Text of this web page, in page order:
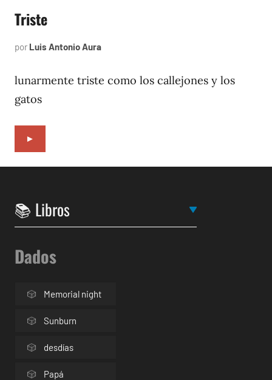
Triste
por Luis Antonio Aura
1996
lunarmente triste como los callejones y los
gatos
►
Dados
Memorial night
Sunburn
desdías
Papá